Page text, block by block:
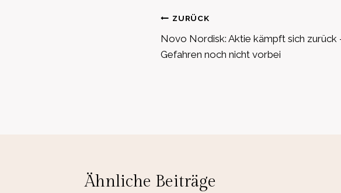
Beitragsnavigation
ZURÜCK
Novo Nordisk: Aktie kämpft sich zurück
Gefahren noch nicht vorbei
Ähnliche Beiträge